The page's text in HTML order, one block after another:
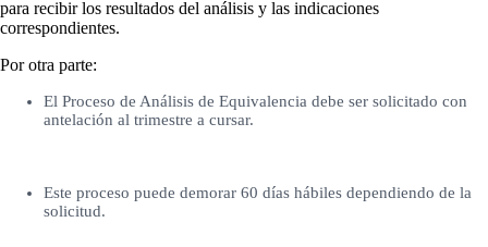
para recibir los resultados del análisis y las indicaciones
correspondientes.
Por otra parte:
El Proceso de Análisis de Equivalencia debe ser solicitado con
antelación al trimestre a cursar.
Este proceso puede demorar 60 días hábiles dependiendo de la
solicitud.